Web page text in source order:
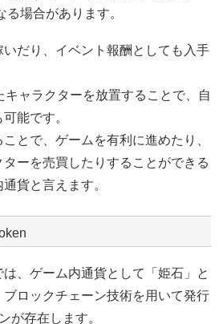
る場合があります。
だり、イベント報酬としても入手
キャラクターを放置することで、自
能です。
とで、ゲームを有利に進めたり、
ーを売買したりすることができる
貨と言えます。
、ゲーム内通貨として「姫石」と
ブロックチェーン技術を用いて発行
が存在します。